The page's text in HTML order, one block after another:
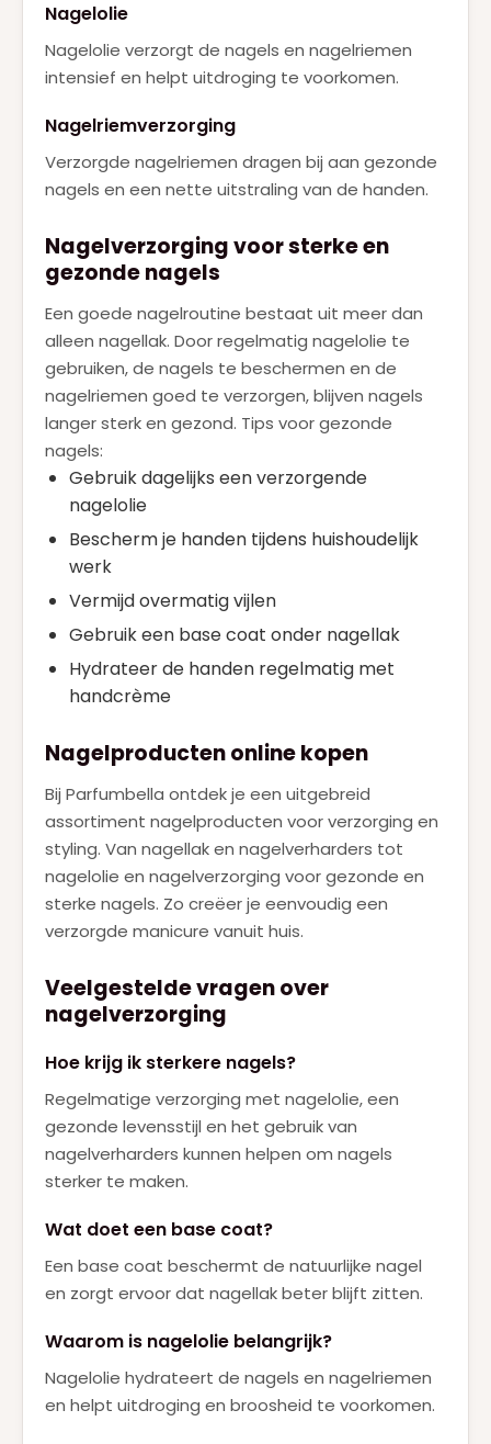
Nagelolie
Nagelolie verzorgt de nagels en nagelriemen
intensief en helpt uitdroging te voorkomen.
Nagelriemverzorging
Verzorgde nagelriemen dragen bij aan gezonde
nagels en een nette uitstraling van de handen.
Nagelverzorging voor sterke en
gezonde nagels
Een goede nagelroutine bestaat uit meer dan
alleen nagellak. Door regelmatig nagelolie te
gebruiken, de nagels te beschermen en de
nagelriemen goed te verzorgen, blijven nagels
langer sterk en gezond. Tips voor gezonde
nagels:
Gebruik dagelijks een verzorgende
nagelolie
Bescherm je handen tijdens huishoudelijk
werk
Vermijd overmatig vijlen
Gebruik een base coat onder nagellak
Hydrateer de handen regelmatig met
handcrème
Nagelproducten online kopen
Bij Parfumbella ontdek je een uitgebreid
assortiment nagelproducten voor verzorging en
styling. Van nagellak en nagelverharders tot
nagelolie en nagelverzorging voor gezonde en
sterke nagels. Zo creëer je eenvoudig een
verzorgde manicure vanuit huis.
Veelgestelde vragen over
nagelverzorging
Hoe krijg ik sterkere nagels?
Regelmatige verzorging met nagelolie, een
gezonde levensstijl en het gebruik van
nagelverharders kunnen helpen om nagels
sterker te maken.
Wat doet een base coat?
Een base coat beschermt de natuurlijke nagel
en zorgt ervoor dat nagellak beter blijft zitten.
Waarom is nagelolie belangrijk?
Nagelolie hydrateert de nagels en nagelriemen
en helpt uitdroging en broosheid te voorkomen.